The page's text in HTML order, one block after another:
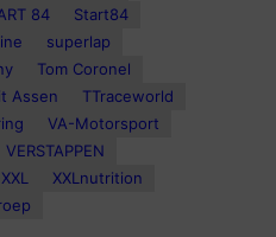
84
Start84
superlap
Tom Coronel
Assen
TTraceworld
VA-Motorsport
VERSTAPPEN
XXL
XXLnutrition